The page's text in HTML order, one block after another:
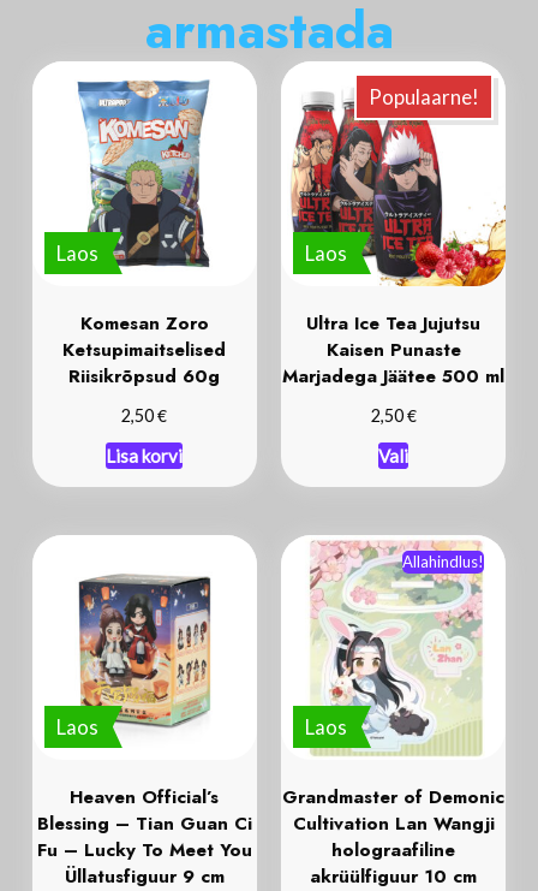
armastada
Laos
Komesan Zoro
Ketsupimaitselised
Riisikrõpsud 60g
2,50€
Lisa korvi
Laos
Populaarne!
Ultra Ice Tea Jujutsu
Kaisen Punaste
Marjadega Jäätee 500 ml
2,50€
Vali
Laos
Heaven Official’s
Blessing – Tian Guan Ci
Fu – Lucky To Meet You
Üllatusfiguur 9 cm
Laos
Allahindlus!
Grandmaster of Demonic
Cultivation Lan Wangji
holograafiline
akrüülfiguur 10 cm